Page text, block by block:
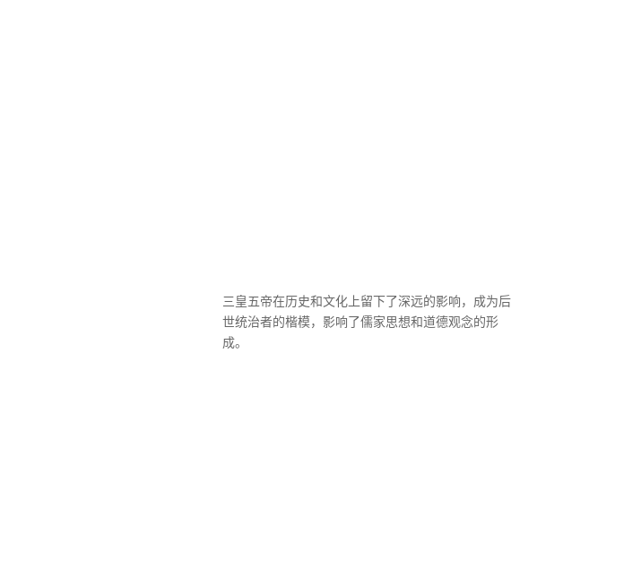
三皇五帝在历史和文化上留下了深远的影响，成为后
世统治者的楷模，影响了儒家思想和道德观念的形
成。